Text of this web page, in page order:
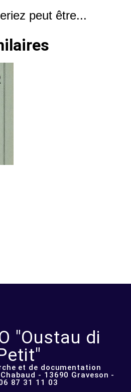
peut être...
"Oustau di
et de documentation
- 13690 Graveson -
87 31 11 03